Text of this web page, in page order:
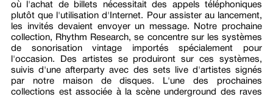
où l'achat de billets nécessitait des appels téléphoniques
plutôt que l'utilisation d'Internet. Pour assister au lancement,
les invités devaient envoyer un message. Notre prochaine
collection, Rhythm Research, se concentre sur les systèmes
de sonorisation vintage importés spécialement pour
l'occasion. Des artistes se produiront sur ces systèmes,
suivis d'une afterparty avec des sets live d'artistes signés
par notre maison de disques. L'une des prochaines
collections est associée à la scène underground des raves